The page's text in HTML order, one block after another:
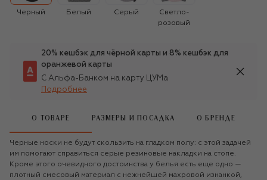
Черный Белый Серый
Светло-
розовый
20% кешбэк для чёрной карты и 8% кешбэк для
оранжевой карты
С Альфа-Банком на карту ЦУМа
Подробнее
О ТОВАРЕ РАЗМЕРЫ И ПОСАДКА О БРЕНДЕ
Черные носки не будут скользить на гладком полу: с этой задачей
им помогают справиться серые резиновые накладки на стопе.
Кроме этого очевидного достоинства у белья есть еще одно —
плотный смесовый материал с нежнейшей махровой изнанкой,